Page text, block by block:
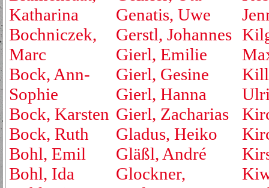
Katharina
Bochniczek,
Marc
Bock, Ann-
Sophie
Bock, Karsten
Bock, Ruth
Bohl, Emil
Bohl, Ida
Genatis, Uwe
Gerstl, Johannes
Gierl, Emilie
Gierl, Gesine
Gierl, Hanna
Gierl, Zacharias
Gladus, Heiko
Gläßl, André
Glockner,